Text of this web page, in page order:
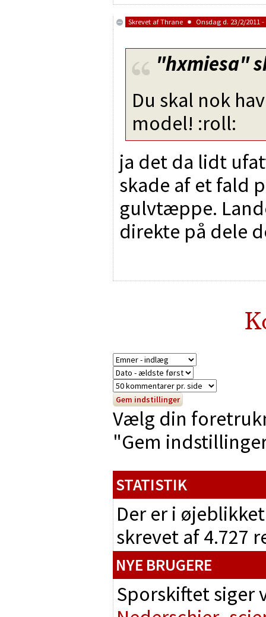
Skrevet afThrane Onsdag d. 23/2/2011 -
"hxmiesa"
Du skal nok
model! :roll:
ja det da lidt
skade af et fald
gulvtæppe.
direkte på dele
Vælg din
"Gem
STATISTIK
Der er i
skrevet af 4.727
NYE BRUGERE
Sporskiftet